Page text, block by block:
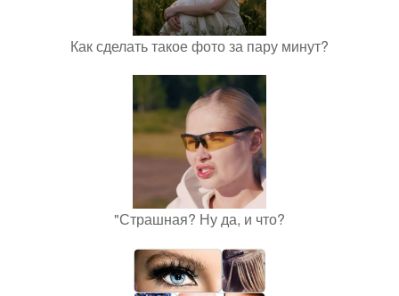
Как сделать такое фото за пару минут?
"Страшная? Ну да, и что?